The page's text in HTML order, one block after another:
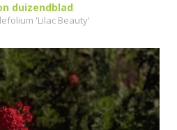
duizendblad
'Lilac Beauty'